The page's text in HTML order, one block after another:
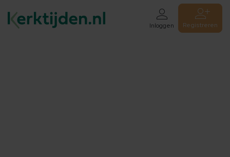
Inloggen Registreren